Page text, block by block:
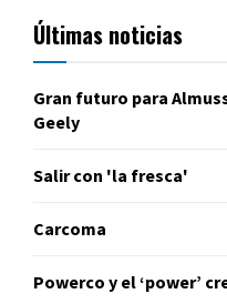
Últimas noticias
Gran futuro para
Geely
Salir con 'la fresca'
Carcoma
Powerco y el ‘power’